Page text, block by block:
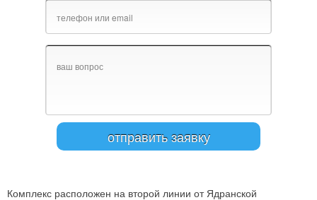
Комплекс расположен на второй линии от Ядранской